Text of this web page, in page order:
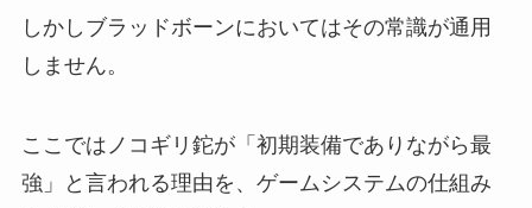
しかしブラッドボーンにおいてはその常識が通用
しません。
ここではノコギリ鉈が「初期装備でありながら最
強」と言われる理由を、ゲームシステムの仕組み